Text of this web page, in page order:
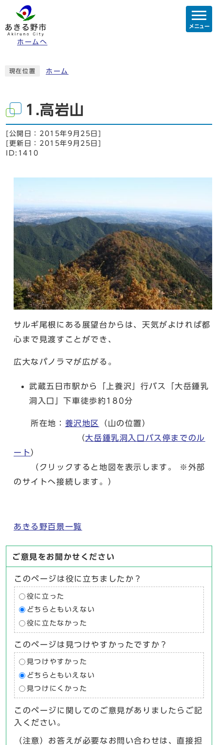
ホームへ
メニュー
現在位置 ホーム
1.高岩山
[公開日： 2015年9月25日
[更新日： 2015年9月25日
ID:1410
サルギ尾根にある展望台からは、天気がよければ都
心まで見渡すことができ、
広大なパノラマが広がる。
武蔵五日市駅から「上養沢」行バス「大岳鍾乳
洞入口」下車徒歩約180分
所在地： 養沢地区
（山の位置）
（大岳鍾乳洞入口バス停までのル
ート ）
（クリックすると地図を表示します。 ※外部
のサイトへ接続します。）
あきる野百景一覧
ご意見をお聞かせください
このページは役に立ちましたか？
役に立った
どちらともいえない
役に立たなかった
このページは見つけやすかったですか？
見つけやすかった
どちらともいえない
見つけにくかった
このページに関してのご意見がありましたらご記
入ください。
（注意）お答えが必要なお問い合わせは、直接担